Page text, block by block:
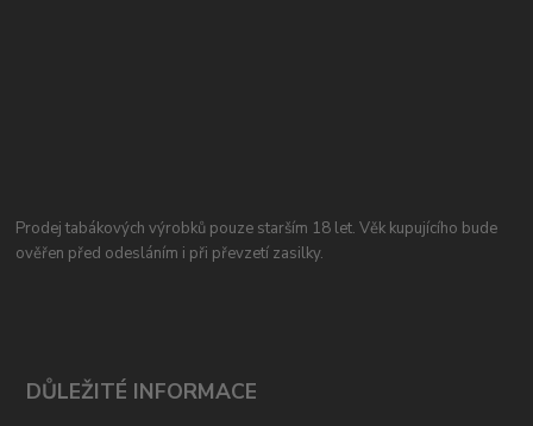
Prodej tabákových výrobků pouze starším 18 let. Věk kupujícího bude
ověřen před odesláním i při převzetí zasilky.
DŮLEŽITÉ INFORMACE